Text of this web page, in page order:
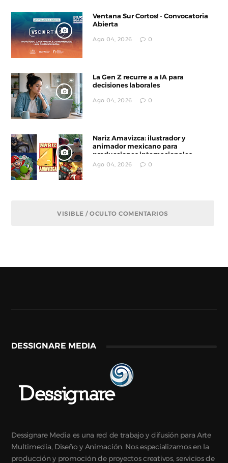
Ventana Sur Cortos! - Convocatoria
Abierta
Ago 04, 2026 0
La Gen Z recurre a a IA para
decisiones laborales
Ago 04, 2026 0
Nariz Amavizca: ilustrador y
animador mexicano para
producciones internacionales
Ago 04, 2026 0
VISIBLE / OCULTO COMENTARIOS
DESSIGNARE MEDIA
Dessignare Media es una red de trabajo y difusión para Arte
Multimedia, Diseño y Animación. Nos especializamos en la
producción y promoción de proyectos creativos, servicios de